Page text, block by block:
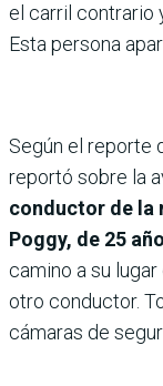
el carril contrario
Esta persona
Según el reporte
reportó sobre la
conductor de la
Poggy, de 25
camino a su
otro conductor.
cámaras de